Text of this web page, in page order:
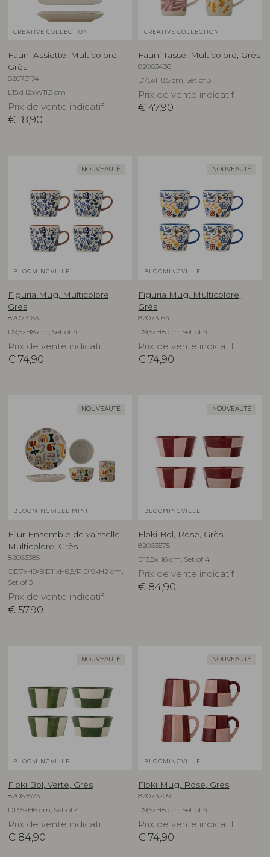
CREATIVE COLLECTION
Fauni Assiette, Multicolore,
Grès
82073174
L15xH2xW11,5 cm
Prix de vente indicatif
€ 18,90
CREATIVE COLLECTION
Fauni Tasse, Multicolore, Grès
82063436
D7,5xH8,5 cm, Set of 3
Prix de vente indicatif
€ 47,90
NOUVEAUTÉ
BLOOMINGVILLE
Figuria Mug, Multicolore,
Grès
82073163
D9,5xH8 cm, Set of 4
Prix de vente indicatif
€ 74,90
NOUVEAUTÉ
BLOOMINGVILLE
Figuria Mug, Multicolore,
Grès
82073164
D9,5xH8 cm, Set of 4
Prix de vente indicatif
€ 74,90
NOUVEAUTÉ
BLOOMINGVILLE MINI
Filur Ensemble de vaisselle,
Multicolore, Grès
82063385
C:D7xH9/B:D11xH6,5/P:D19xH2 cm,
Set of 3
Prix de vente indicatif
€ 57,90
NOUVEAUTÉ
BLOOMINGVILLE
Floki Bol, Rose, Grès
82063575
D13,5xH6 cm, Set of 4
Prix de vente indicatif
€ 84,90
NOUVEAUTÉ
BLOOMINGVILLE
Floki Bol, Verte, Grès
82063573
D13,5xH6 cm, Set of 4
Prix de vente indicatif
€ 84,90
NOUVEAUTÉ
BLOOMINGVILLE
Floki Mug, Rose, Grès
82073209
D9,5xH8 cm, Set of 4
Prix de vente indicatif
€ 74,90